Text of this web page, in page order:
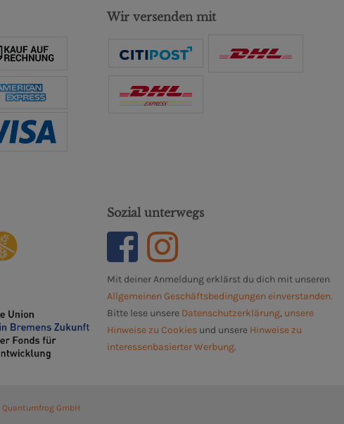
Wir versenden mit
Sozial unterwegs
Mit deiner Anmeldung erklärst du dich mit unseren
Allgemeinen Geschäftsbedingungen einverstanden.
Bitte lese unsere Datenschutzerklärung, unsere
Hinweise zu Cookies und unsere Hinweise zu
interessenbasierter Werbung.
Quantumfrog GmbH